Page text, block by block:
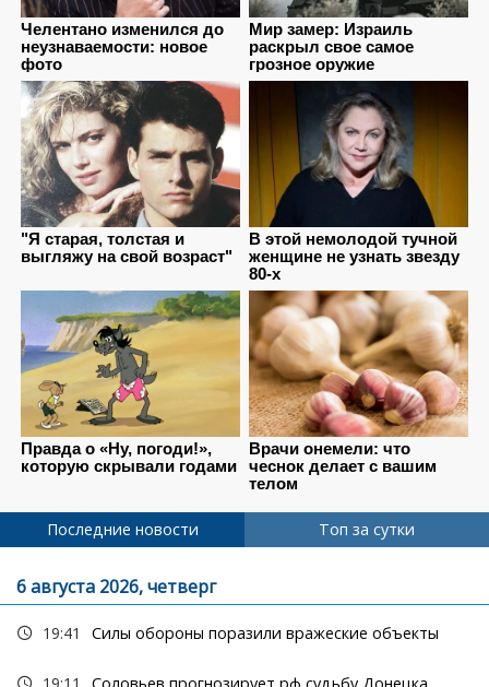
Последние новости Топ за сутки
6 августа 2026, четверг
19:41 Силы обороны поразили вражеские объекты